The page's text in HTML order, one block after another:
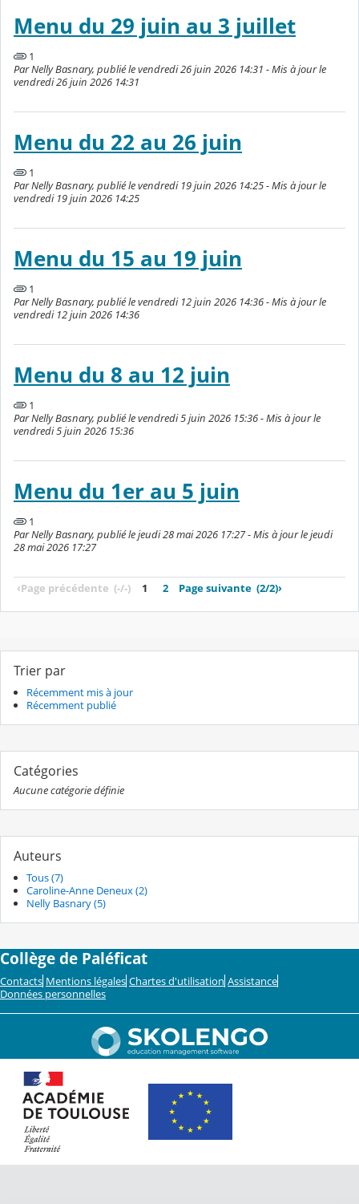
Menu du 29 juin au 3 juillet
1
Par Nelly Basnary, publié le vendredi 26 juin 2026 14:31 - Mis à jour le
vendredi 26 juin 2026 14:31
Menu du 22 au 26 juin
1
Par Nelly Basnary, publié le vendredi 19 juin 2026 14:25 - Mis à jour le
vendredi 19 juin 2026 14:25
Menu du 15 au 19 juin
1
Par Nelly Basnary, publié le vendredi 12 juin 2026 14:36 - Mis à jour le
vendredi 12 juin 2026 14:36
Menu du 8 au 12 juin
1
Par Nelly Basnary, publié le vendredi 5 juin 2026 15:36 - Mis à jour le
vendredi 5 juin 2026 15:36
Menu du 1er au 5 juin
1
Par Nelly Basnary, publié le jeudi 28 mai 2026 17:27 - Mis à jour le jeudi
28 mai 2026 17:27
‹Page précédente (-/-) 1 2 Page suivante (2/2)›
Trier par
Récemment mis à jour
Récemment publié
Catégories
Aucune catégorie définie
Auteurs
Tous (7)
Caroline-Anne Deneux (2)
Nelly Basnary (5)
Collège de Paléficat
Contacts Mentions légales Chartes d'utilisation Assistance
Données personnelles